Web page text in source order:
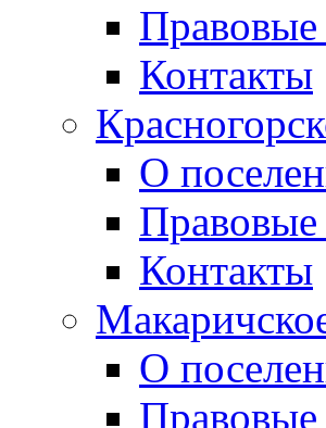
Правовые
Контакты
О
Правовые
Контакты
О
Правовые